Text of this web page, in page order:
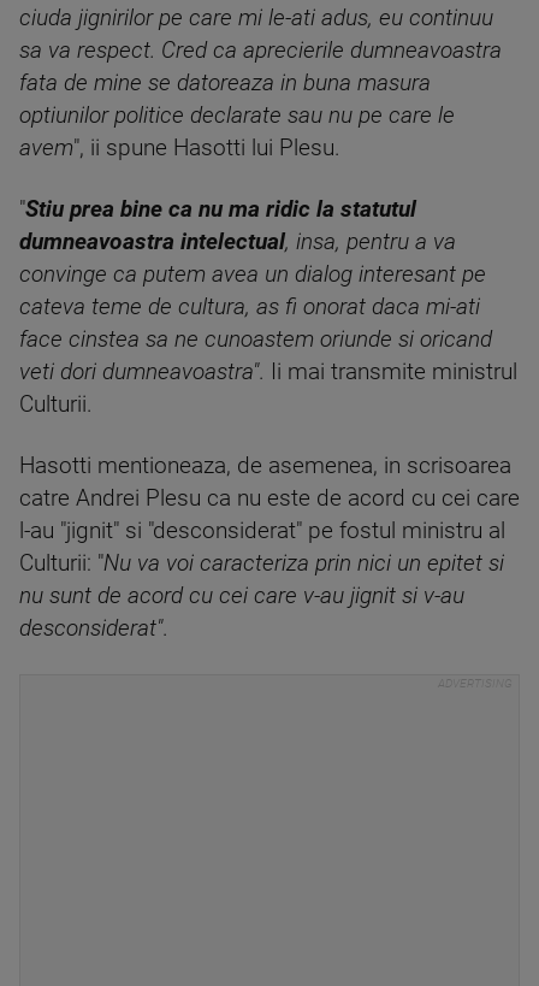
ciuda jignirilor pe care mi le-ati adus, eu continuu
sa va respect. Cred ca aprecierile dumneavoastra
fata de mine se datoreaza in buna masura
optiunilor politice declarate sau nu pe care le
avem", ii spune Hasotti lui Plesu.
"Stiu prea bine ca nu ma ridic la statutul
dumneavoastra intelectual, insa, pentru a va
convinge ca putem avea un dialog interesant pe
cateva teme de cultura, as fi onorat daca mi-ati
face cinstea sa ne cunoastem oriunde si oricand
veti dori dumneavoastra". Ii mai transmite ministrul
Culturii.
Hasotti mentioneaza, de asemenea, in scrisoarea
catre Andrei Plesu ca nu este de acord cu cei care
l-au "jignit" si "desconsiderat" pe fostul ministru al
Culturii: "Nu va voi caracteriza prin nici un epitet si
nu sunt de acord cu cei care v-au jignit si v-au
desconsiderat".